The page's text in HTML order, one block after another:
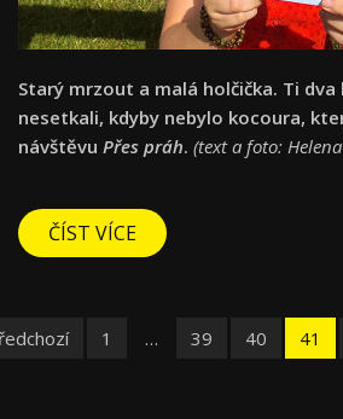
Starý mrzout a malá holčička. Ti dva
nesetkali, kdyby nebylo kocoura,
návštěvu Přes práh. (text a foto:
ČÍST VÍCE
1 … 39 40 41